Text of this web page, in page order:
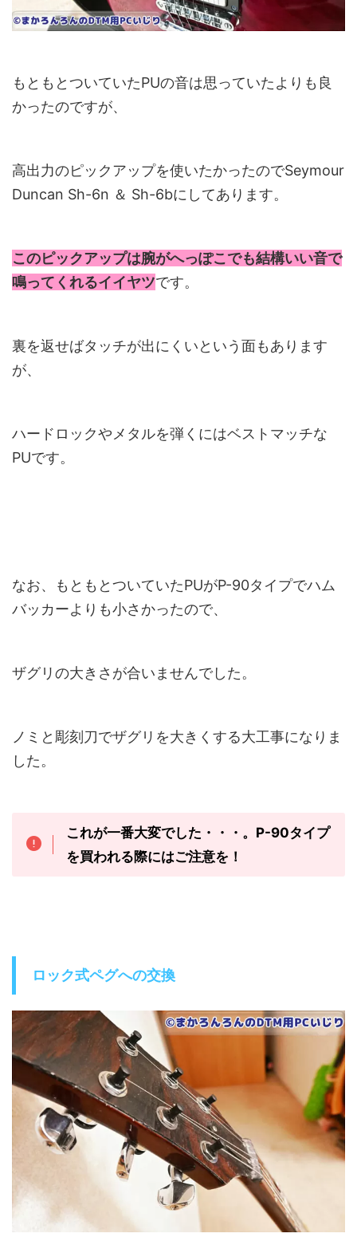
もともとついていたPUの音は思っていたよりも良
かったのですが、
高出力のピックアップを使いたかったのでSeymour
Duncan Sh-6n ＆ Sh-6bにしてあります。
このピックアップは腕がへっぽこでも結構いい音で
鳴ってくれるイイヤツです。
裏を返せばタッチが出にくいという面もあります
が、
ハードロックやメタルを弾くにはベストマッチな
PUです。
なお、もともとついていたPUがP-90タイプでハム
バッカーよりも小さかったので、
ザグリの大きさが合いませんでした。
ノミと彫刻刀でザグリを大きくする大工事になりま
した。
これが一番大変でした・・・。P-90タイプ
を買われる際にはご注意を！
ロック式ペグへの交換